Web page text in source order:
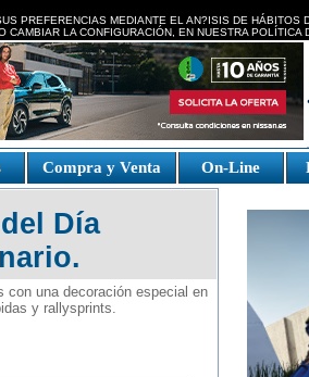
PREFERENCIAS MEDIANTE EL AN?ISIS DE HÁBITOS
CAMBIAR LA CONFIGURACIÓN, EN NUESTRA POLÍTICA
Compra y Venta On-Line
Día
con una decoración especial en
y rallysprints.